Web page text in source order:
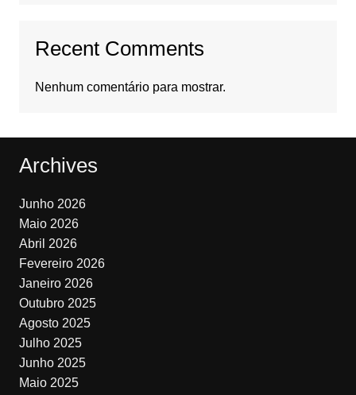
Recent Comments
Nenhum comentário para mostrar.
Archives
Junho 2026
Maio 2026
Abril 2026
Fevereiro 2026
Janeiro 2026
Outubro 2025
Agosto 2025
Julho 2025
Junho 2025
Maio 2025